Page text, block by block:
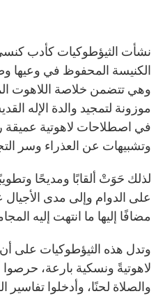
نشأت الثيؤطوكيات كأدب
الكنيسة المحفوظ في وعيها
وهي تتضمن خلاصة اللاهوت
موزونة لتمجيد والدة الإله
في اصطلاحات لاهوتية عميقة
وتشبيهات عن العذراء وسر
لذلك حَوَتْ ألقابًا ومديحًا
على الدوام وإلى مدى الأجيال
مضافًا إليها ما انتهت إليه
وتدل هذه الثيؤطوكيات على
لاهوتيةً ونسكية بارعة،
والصلاة لحنًا، وأدخلوا تفاسير